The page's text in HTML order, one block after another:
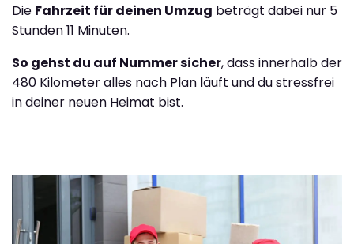
Die Fahrzeit für deinen Umzug beträgt dabei nur 5
Stunden 11 Minuten.
So gehst du auf Nummer sicher, dass innerhalb der
480 Kilometer alles nach Plan läuft und du stressfrei
in deiner neuen Heimat bist.